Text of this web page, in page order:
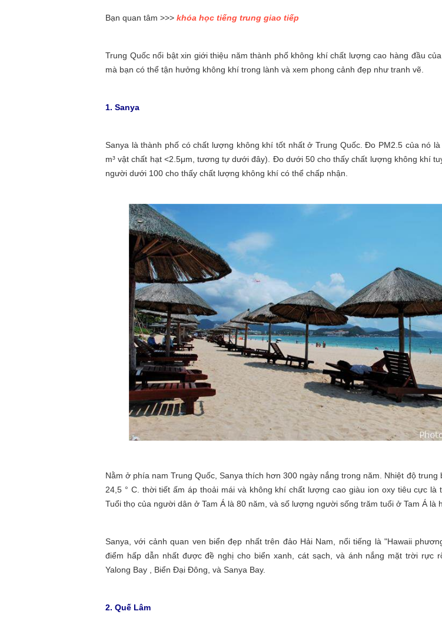
Bạn quan tâm >>> khóa học tiếng trung giao tiếp
Trung Quốc nổi bật xin giới thiệu năm thành phố không khí chất lượng cao hàng đầu
mà bạn có thể tận hưởng không khí trong lành và xem phong cảnh đẹp như tranh vẽ.
1. Sanya
Sanya là thành phố có chất lượng không khí tốt nhất ở Trung Quốc. Đo PM2.5 của nó
m³ vật chất hạt <2.5μm, tương tự dưới đây). Đo dưới 50 cho thấy chất lượng không khí
người dưới 100 cho thấy chất lượng không khí có thể chấp nhận.
Nằm ở phía nam Trung Quốc, Sanya thích hơn 300 ngày nắng trong năm. Nhiệt độ trung
24,5 ° C. thời tiết ấm áp thoải mái và không khí chất lượng cao giàu ion oxy tiêu cực là
Tuổi thọ của người dân ở Tam Á là 80 năm, và số lượng người sống trăm tuổi ở Tam Á là
Sanya, với cảnh quan ven biển đẹp nhất trên đảo Hải Nam, nổi tiếng là "Hawaii
điểm hấp dẫn nhất được đề nghị cho biển xanh, cát sạch, và ánh nắng mặt trời rực
Yalong Bay , Biển Đại Đông, và Sanya Bay.
2. Quế Lâm